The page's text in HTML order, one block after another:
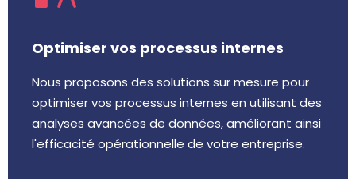
Optimiser vos processus internes
Nous proposons des solutions sur mesure pour
optimiser vos processus internes en utilisant des
analyses avancées de données, améliorant ainsi
l'efficacité opérationnelle de votre entreprise.